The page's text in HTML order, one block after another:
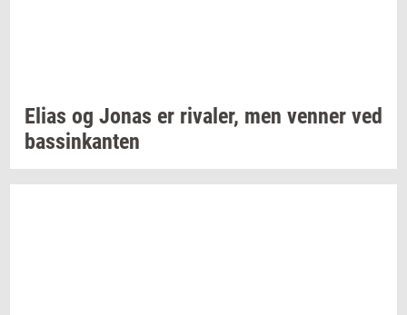
Elias og Jonas er ri­va­ler, men ven­ner ved
bas­sinkan­ten